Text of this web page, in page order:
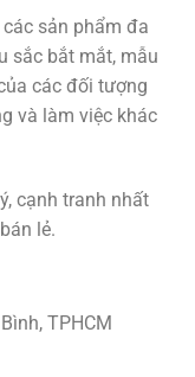
sản phẩm đa
sắc bắt mắt, mẫu
các đối tượng
và làm việc khác
cạnh tranh nhất
lẻ.
TPHCM